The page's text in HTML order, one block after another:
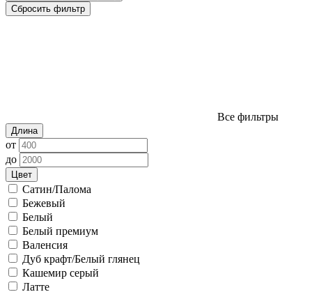
Сбросить фильтр
Все фильтры
Длина
от
до
Цвет
Сатин/Палома
Бежевый
Белый
Белый премиум
Валенсия
Дуб крафт/Белый глянец
Кашемир серый
Латте